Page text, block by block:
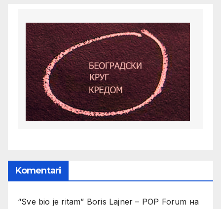
Komentari
“Sve bio je ritam” Boris Lajner – POP Forum на